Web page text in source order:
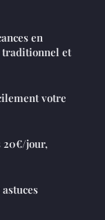
en
traditionnel et
votre
20€/jour,